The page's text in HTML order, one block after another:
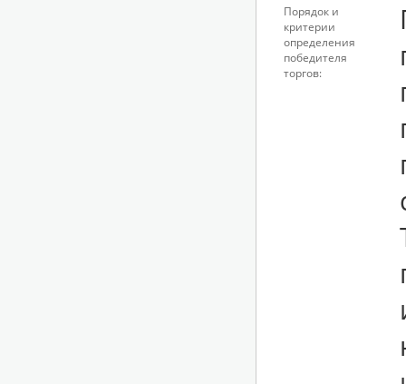
Порядок и
критерии
определения
победителя
торгов: